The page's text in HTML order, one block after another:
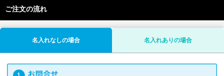
ご注文の流れ
名入れなしの場合 名入れありの場合